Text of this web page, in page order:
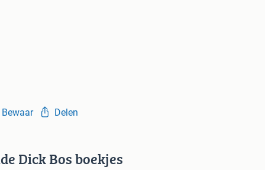
Bewaar Delen
Dick Bos boekjes